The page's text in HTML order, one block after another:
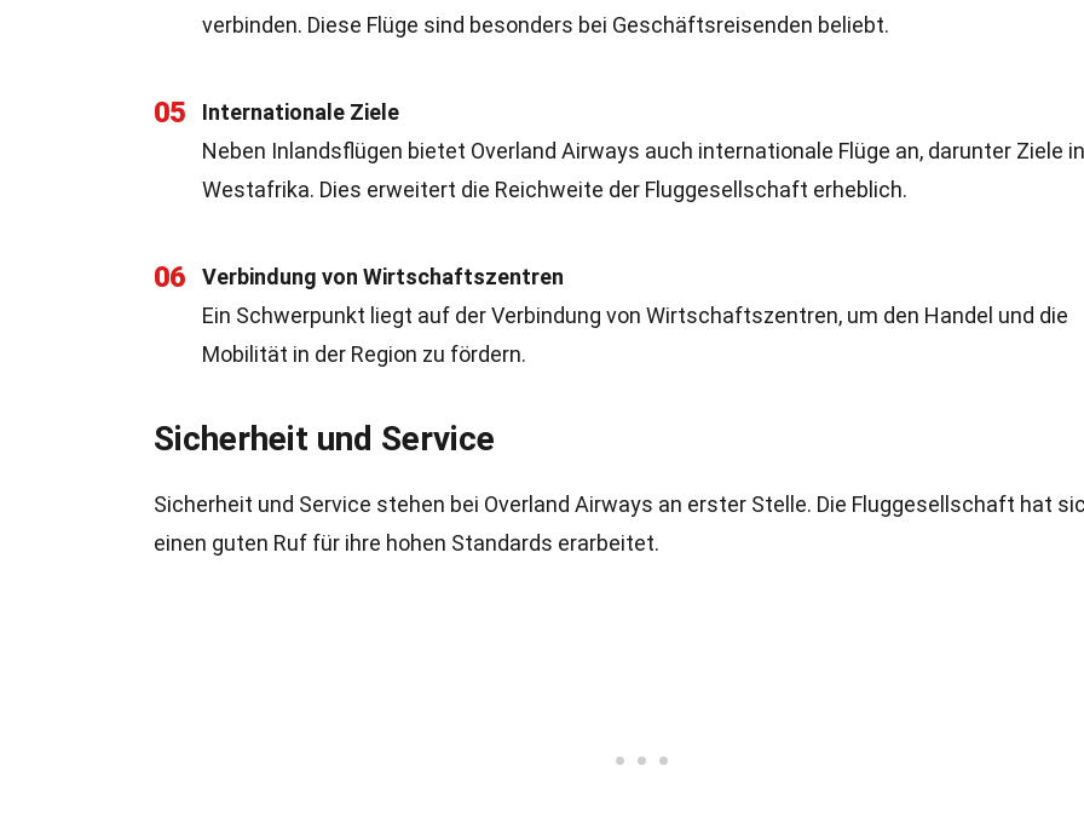
verbinden. Diese Flüge sind besonders bei Geschäftsreisenden beliebt.
05
Internationale Ziele
Neben Inlandsflügen bietet Overland Airways auch internationale Flüge an, darunter Ziele in
Westafrika. Dies erweitert die Reichweite der Fluggesellschaft erheblich.
06
Verbindung von Wirtschaftszentren
Ein Schwerpunkt liegt auf der Verbindung von Wirtschaftszentren, um den Handel und die
Mobilität in der Region zu fördern.
Sicherheit und Service
Sicherheit und Service stehen bei Overland Airways an erster Stelle. Die Fluggesellschaft hat
einen guten Ruf für ihre hohen Standards erarbeitet.